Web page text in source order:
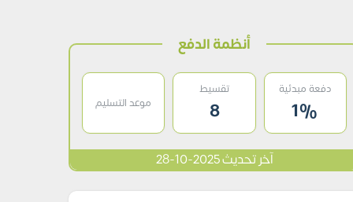
أنظمة الدفع
دفعة مبدئية
1%
تقسيط
8 موعد التسليم
آخر تحديث 2025-10-28